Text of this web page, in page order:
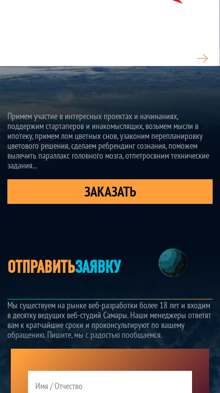
Примем участие в интересных проектах и начинаниях,
поддержим стартаперов и инакомыслящих, возьмем мысли в
ипотеку, примем лом цветных снов, узаконим перепланировку
цветового решения, сделаем ребрендинг сознания, поможем
вылечить параллакс головного мозга, отпетросяним технические
задания...
ЗАКАЗАТЬ
ОТПРАВИТЬЗАЯВКУ
Мы существуем на рынке веб-разработки более 18 лет и входим
в десятку ведущих веб-студий Самары. Наши менеджеры ответят
вам к кратчайшие сроки и проконсультируют по вашему
обращению. Пишите, мы с радостью пообщаемся.